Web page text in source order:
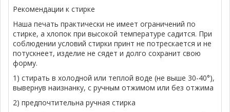
Рекомендации к стирке
Наша печать практически не имеет ограничений по
стирке, а хлопок при высокой температуре садится. При
соблюдении условий стирки принт не потрескается и не
потускнеет, изделие не сядет и долго сохранит свою
форму.
1) стирать в холодной или теплой воде (не выше 30-40°),
вывернув наизнанку, с ручным отжимом или без отжима
2) предпочтительна ручная стирка